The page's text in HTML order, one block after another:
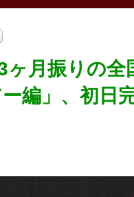
ヶ月振りの
編」、初日